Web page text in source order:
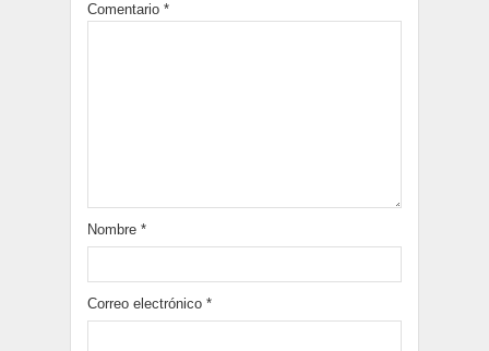
Comentario *
Nombre *
Correo electrónico *